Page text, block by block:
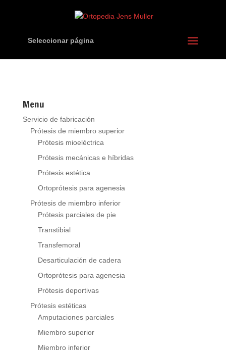
Seleccionar página
Menu
Servicio de fabricación
Prótesis de miembro superior
Prótesis mioeléctrica
Prótesis mecánicas e híbridas
Prótesis estética
Ortoprótesis para agenesia
Prótesis de miembro inferior
Prótesis parciales de pie
Transtibial
Transfemoral
Desarticulación de cadera
Ortoprótesis para agenesia
Prótesis deportivas
Prótesis estéticas
Amputaciones parciales
Miembro superior
Miembro inferior